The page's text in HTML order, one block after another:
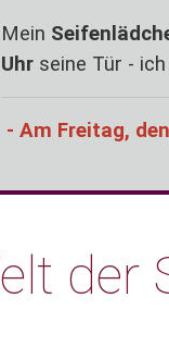
Mein
Uhr seine Tür -
- Am Freitag,
der